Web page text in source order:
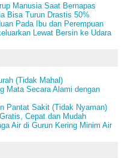
Manusia Saat Bernapas
Bisa Turun Drastis 50%
Pada Ibu dan Perempuan
Lewat Bersin ke Udara
(Tidak Mahal)
Mata Secara Alami dengan
Pantat Sakit (Tidak Nyaman)
Cepat dan Mudah
Air di Gurun Kering Minim Air